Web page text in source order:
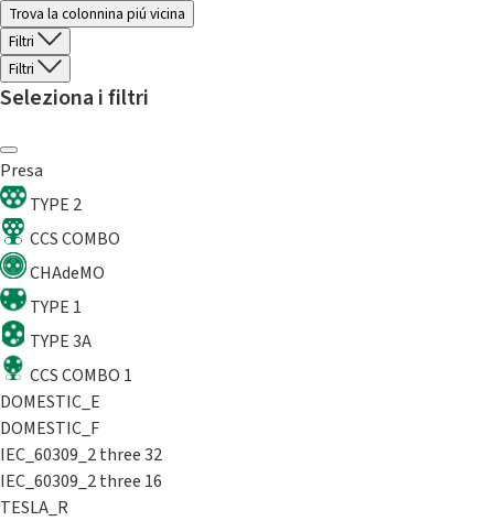
Trova la colonnina piú vicina
Filtri
Filtri
Seleziona i filtri
Presa
TYPE 2
CCS COMBO
CHAdeMO
TYPE 1
TYPE 3A
CCS COMBO 1
DOMESTIC_E
DOMESTIC_F
IEC_60309_2 three 32
IEC_60309_2 three 16
TESLA_R